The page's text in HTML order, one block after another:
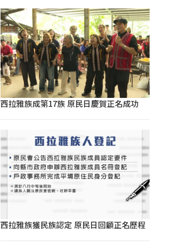
西拉雅族成第17族 原民日慶賀正名成功
西拉雅族獲民族認定 原民日回顧正名歷程